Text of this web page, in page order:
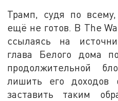
Трамп, судя по
ещё не готов. В The
ссылаясь на
глава Белого дома
продолжительной
лишить его
заставить таким